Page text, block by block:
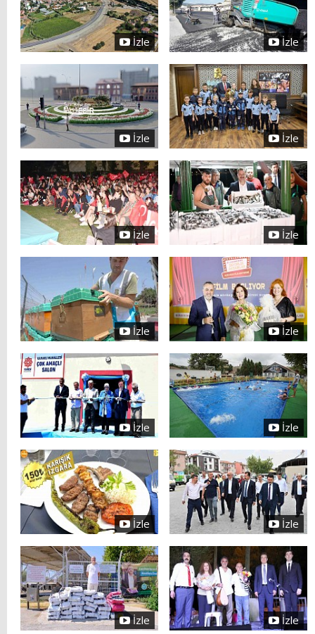
İzle İzle
İzle İzle
İzle İzle
İzle İzle
İzle İzle
İzle İzle
İzle İzle